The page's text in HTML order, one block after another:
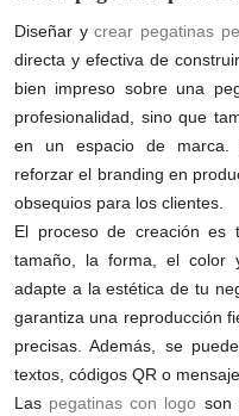
Diseñar ycrear pegatinas
directa y efectiva de
bien impreso sobre una
profesionalidad, sino que
en un espacio de marca.
reforzar el branding en
obsequios para los clientes.
El proceso de creación es
tamaño, la forma, el color
adapte a la estética de tu
garantiza una reproducción
precisas. Además, se
textos, códigos QR o
Las pegatinas con logo son